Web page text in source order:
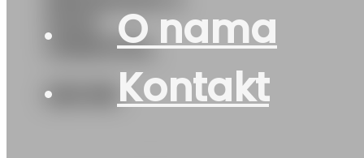
O nama
Kontakt
UNIROYAL
225